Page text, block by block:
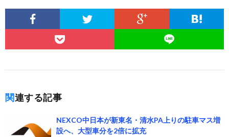
関連する記事
NEXCO中日本が新東名・清水PA上りの駐車マス増
設へ、大型車分を2倍に拡充